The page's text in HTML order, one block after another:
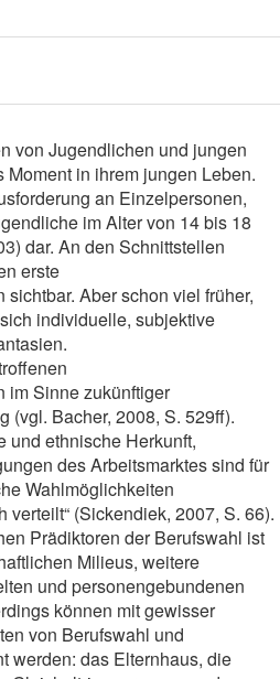
von Jugendlichen und jungen
in ihrem jungen Leben.
an Einzelpersonen,
im Alter von 14 bis 18
dar. An den Schnittstellen
erste
Aber schon viel früher,
individuelle, subjektive
im Sinne zukünftiger
(vgl. Bacher, 2008, S. 529ff).
und ethnische Herkunft,
des Arbeitsmarktes sind für
Wahlmöglichkeiten
(Sickendiek, 2007, S. 66).
Prädiktoren der Berufswahl ist
Milieus, weitere
und personengebundenen
können mit gewisser
von Berufswahl und
werden: das Elternhaus, die